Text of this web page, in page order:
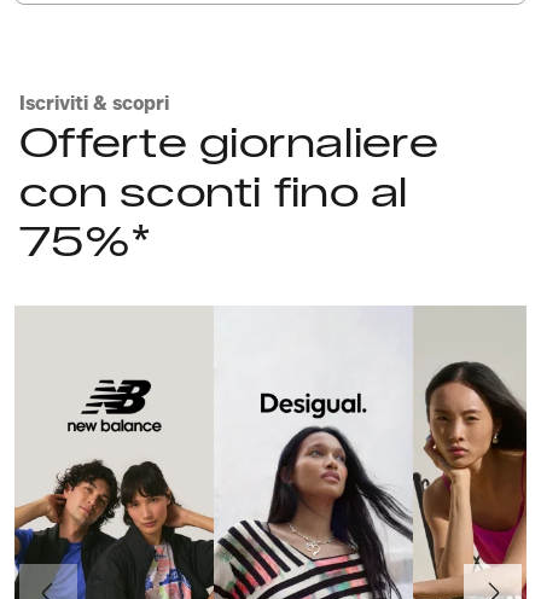
Iscriviti & scopri
Offerte giornaliere
con sconti fino al
75%*
Precedente Avanti